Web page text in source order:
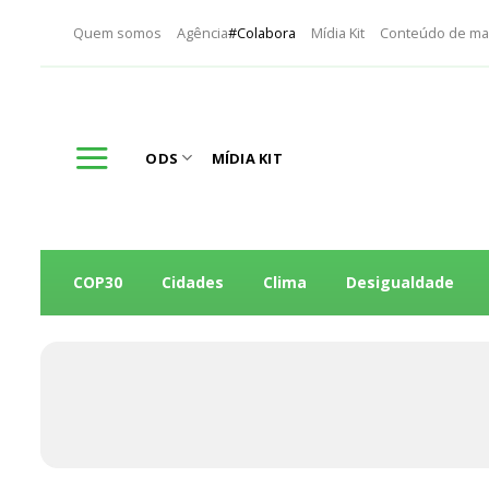
Quem somos Agência#Colabora Mídia Kit Conteúdo de
ODS MÍDIA KIT
COP30 Cidades Clima Desigualdade